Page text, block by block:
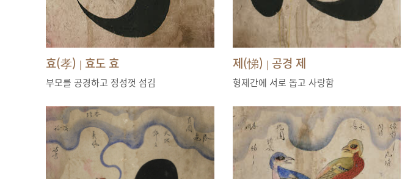
효(孝) | 효도 효
부모를 공경하고 정성껏 섬김
제(悌) | 공경 제
형제간에 서로 돕고 사랑함